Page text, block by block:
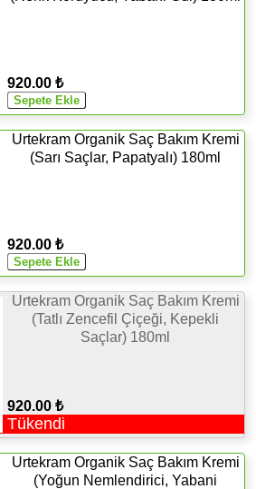
920.00 ₺
Urtekram Organik Saç Bakım Kremi
(Sarı Saçlar, Papatyalı) 180ml
920.00 ₺
Urtekram Organik Saç Bakım Kremi
(Tatlı Zencefil Çiçeği, Kepekli
Saçlar) 180ml
920.00 ₺
Tükendi
Urtekram Organik Saç Bakım Kremi
(Yoğun Nemlendirici, Yabani